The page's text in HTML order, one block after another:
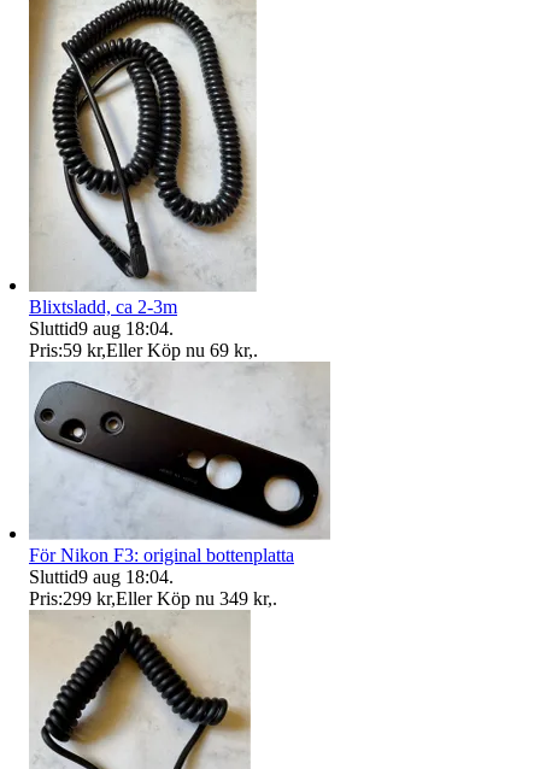
Blixtsladd, ca 2-3m
Sluttid9 aug 18:04.
Pris:59 kr,Eller Köp nu 69 kr,.
För Nikon F3: original bottenplatta
Sluttid9 aug 18:04.
Pris:299 kr,Eller Köp nu 349 kr,.